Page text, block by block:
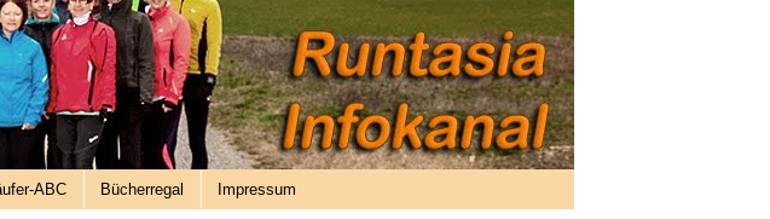
ABC Bücherregal Impressum